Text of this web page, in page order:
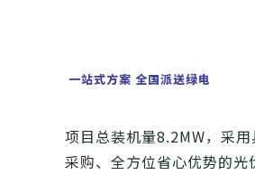
一站式方案 全国派送绿电
项目总装机量8.2MW，采
采购、全方位省心优势的光